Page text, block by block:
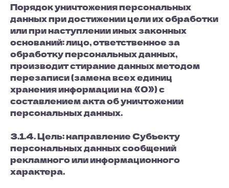
Порядок уничтожения персональных
данных при достижении цели их обработки
или при наступлении иных законных
оснований: лицо, ответственное за
обработку персональных данных,
производит стирание данных методом
перезаписи (замена всех единиц
хранения информации на «0») с
составлением акта об уничтожении
персональных данных.
3.1.4. Цель: направление Субъекту
персональных данных сообщений
рекламного или информационного
характера.